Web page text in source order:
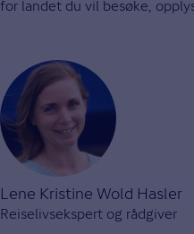
for landet du vil besøke,
Lene Kristine Wold Hasler
Reiselivsekspert og rådgiver